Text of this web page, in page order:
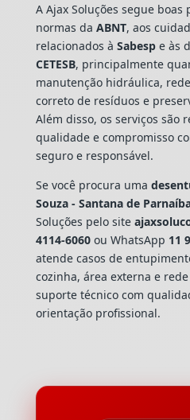
A Ajax Soluções segue
normas da ABNT, aos
relacionados à Sabespe às
CETESB, principalmente
manutenção hidráulica,
correto de resíduos e
Além disso, os serviços são
qualidade e compromisso
seguro e responsável.
Se você procura uma
Souza - Santana de
Soluções pelo site
4114-6060ou WhatsApp 11
atende casos de
cozinha, área externa e
suporte técnico com
orientação profissional.